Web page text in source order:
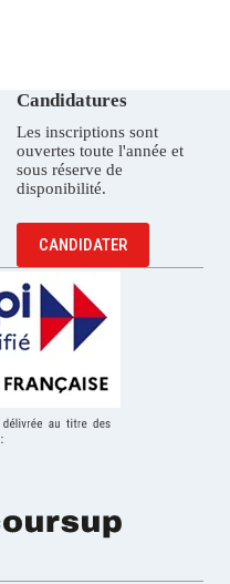
Candidatures
Les inscriptions sont
ouvertes toute l'année et
sous réserve de
disponibilité.
CANDIDATER